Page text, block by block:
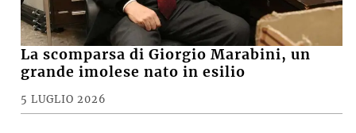
La scomparsa di Giorgio Marabini, un
grande imolese nato in esilio
5 LUGLIO 2026